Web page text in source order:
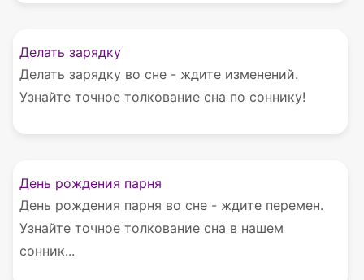
Делать зарядку
Делать зарядку во сне - ждите изменений.
Узнайте точное толкование сна по соннику!
День рождения парня
День рождения парня во сне - ждите перемен.
Узнайте точное толкование сна в нашем
сонник...